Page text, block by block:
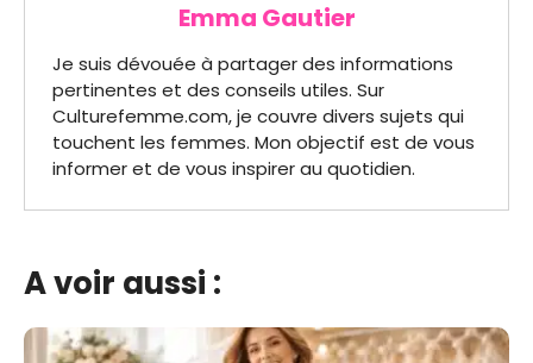
Emma Gautier
Je suis dévouée à partager des informations
pertinentes et des conseils utiles. Sur
Culturefemme.com, je couvre divers sujets qui
touchent les femmes. Mon objectif est de vous
informer et de vous inspirer au quotidien.
A voir aussi :